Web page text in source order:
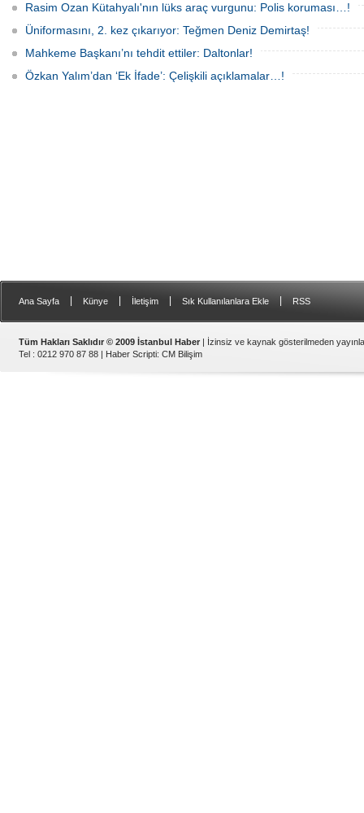
Rasim Ozan Kütahyalı'nın lüks araç vurgunu: Polis koruması…!
Üniformasını, 2. kez çıkarıyor: Teğmen Deniz Demirtaş!
Mahkeme Başkanı’nı tehdit ettiler: Daltonlar!
Özkan Yalım’dan ‘Ek İfade’: Çelişkili açıklamalar…!
Ana Sayfa Künye İletişim Sık Kullanılanlara Ekle RSS
Tüm Hakları Saklıdır © 2009 İstanbul Haber | İzinsiz ve kaynak gösterilmeden
Tel : 0212 970 87 88 | Haber Scripti: CM Bilişim